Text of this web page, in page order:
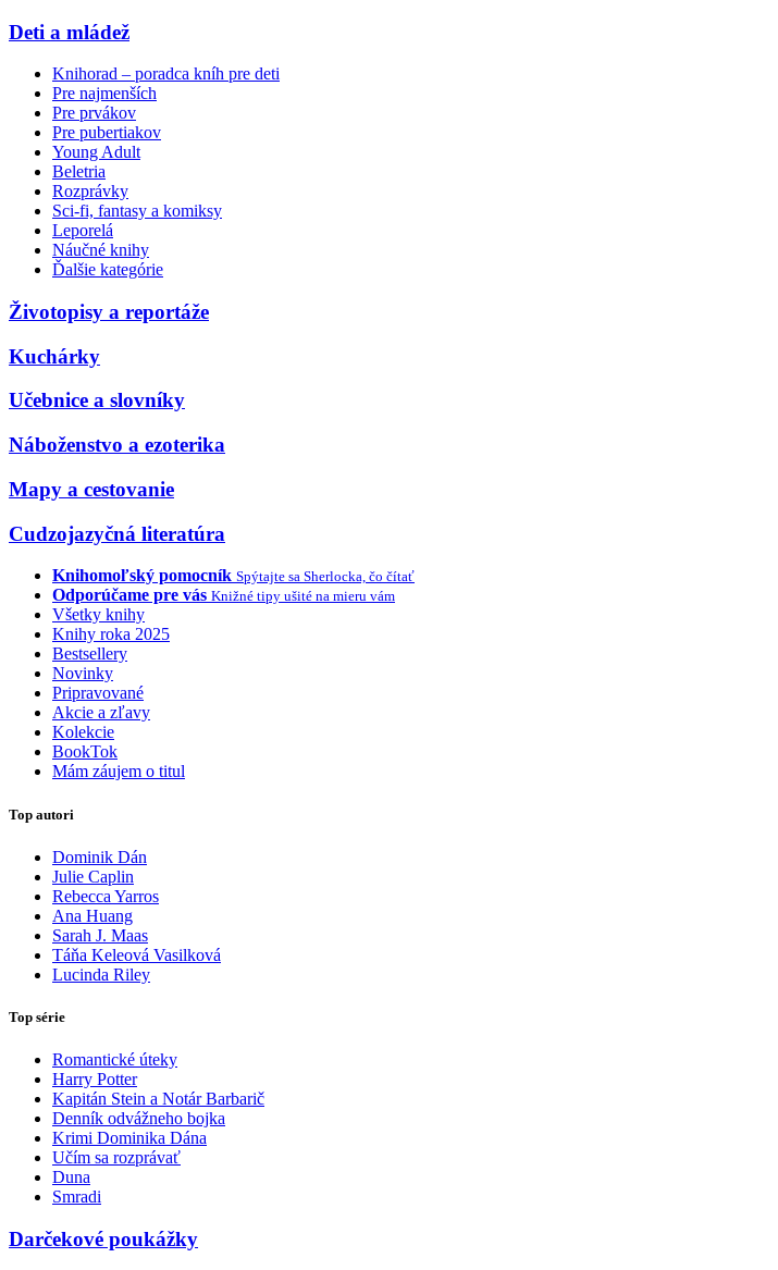
Deti a mládež
Knihorad – poradca kníh pre deti
Pre najmenších
Pre prvákov
Pre pubertiakov
Young Adult
Beletria
Rozprávky
Sci-fi, fantasy a komiksy
Leporelá
Náučné knihy
Ďalšie kategórie
Životopisy a reportáže
Kuchárky
Učebnice a slovníky
Náboženstvo a ezoterika
Mapy a cestovanie
Cudzojazyčná literatúra
Knihomoľský pomocník Spýtajte sa Sherlocka, čo čítať
Odporúčame pre vás Knižné tipy ušité na mieru vám
Všetky knihy
Knihy roka 2025
Bestsellery
Novinky
Pripravované
Akcie a zľavy
Kolekcie
BookTok
Mám záujem o titul
Top autori
Dominik Dán
Julie Caplin
Rebecca Yarros
Ana Huang
Sarah J. Maas
Táňa Keleová Vasilková
Lucinda Riley
Top série
Romantické úteky
Harry Potter
Kapitán Stein a Notár Barbarič
Denník odvážneho bojka
Krimi Dominika Dána
Učím sa rozprávať
Duna
Smradi
Darčekové poukážky